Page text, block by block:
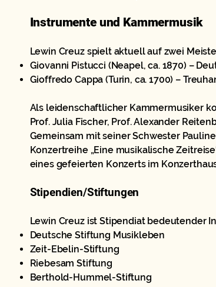
Instrumente und Kammermusik
Lewin Creuz spielt aktuell auf zwei
Giovanni Pistucci (Neapel, ca. 1870) –
Gioffredo Cappa (Turin, ca. 1700) –
Als leidenschaftlicher Kammermusiker
Prof. Julia Fischer, Prof. Alexander
Gemeinsam mit seiner Schwester
Konzertreihe „Eine musikalische
eines gefeierten Konzerts im
Stipendien/Stiftungen
Lewin Creuz ist Stipendiat bedeutender
Deutsche Stiftung Musikleben
Zeit-Ebelin-Stiftung
Riebesam Stiftung
Berthold-Hummel-Stiftung